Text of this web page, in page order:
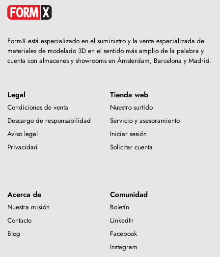
FormX está especializado en el suministro y la venta especializada de
materiales de modelado 3D en el sentido más amplio de la palabra y
cuenta con almacenes y showrooms en Ámsterdam, Barcelona y Madrid.
Legal
Condiciones de venta
Descargo de responsabilidad
Aviso legal
Privacidad
Tienda web
Nuestro surtido
Servicio y asesoramiento
Iniciar sesión
Solicitar cuenta
Acerca de
Nuestra misión
Contacto
Blog
Comunidad
Boletín
LinkedIn
Facebook
Instagram